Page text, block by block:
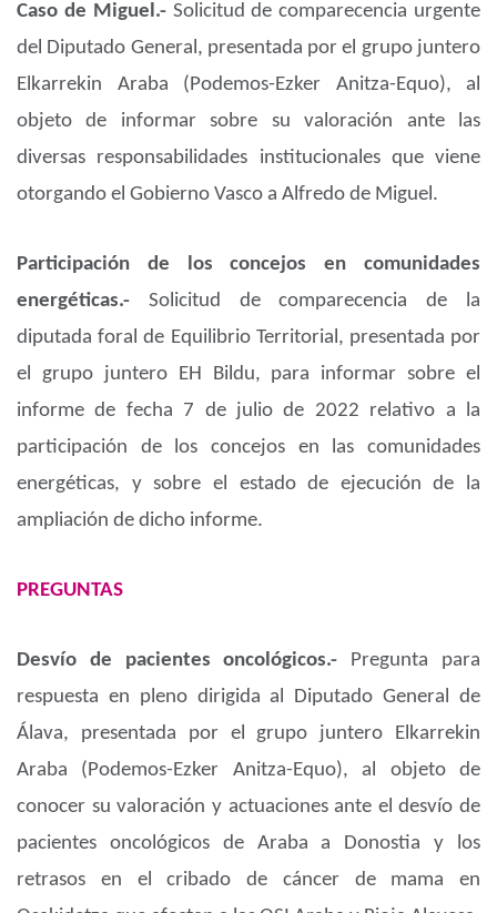
Caso de Miguel.- Solicitud de comparecencia urgente
del Diputado General, presentada por el grupo juntero
Elkarrekin Araba (Podemos-Ezker Anitza-Equo), al
objeto de informar sobre su valoración ante las
diversas responsabilidades institucionales que viene
otorgando el Gobierno Vasco a Alfredo de Miguel.
Participación de los concejos en comunidades
energéticas.- Solicitud de comparecencia de la
diputada foral de Equilibrio Territorial, presentada por
el grupo juntero EH Bildu, para informar sobre el
informe de fecha 7 de julio de 2022 relativo a la
participación de los concejos en las comunidades
energéticas, y sobre el estado de ejecución de la
ampliación de dicho informe.
PREGUNTAS
Desvío de pacientes oncológicos.- Pregunta para
respuesta en pleno dirigida al Diputado General de
Álava, presentada por el grupo juntero Elkarrekin
Araba (Podemos-Ezker Anitza-Equo), al objeto de
conocer su valoración y actuaciones ante el desvío de
pacientes oncológicos de Araba a Donostia y los
retrasos en el cribado de cáncer de mama en